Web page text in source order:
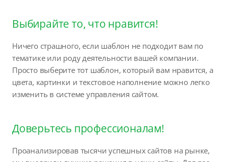
Выбирайте то, что нравится!
Ничего страшного, если шаблон не подходит вам по
тематике или роду деятельности вашей компании.
Просто выберите тот шаблон, который вам нравится, а
цвета, картинки и текстовое наполнение можно легко
изменить в системе управления сайтом.
Доверьтесь профессионалам!
Проанализировав тысячи успешных сайтов на рынке,